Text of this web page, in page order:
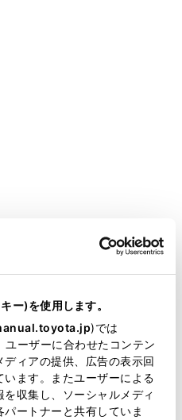
ー)を使用します。
)では
ーザーに合わせたコンテン
ィアの提供、広告の表示回
ます。またユーザーによる
収集し、ソーシャルメディ
ートナーと共有していま